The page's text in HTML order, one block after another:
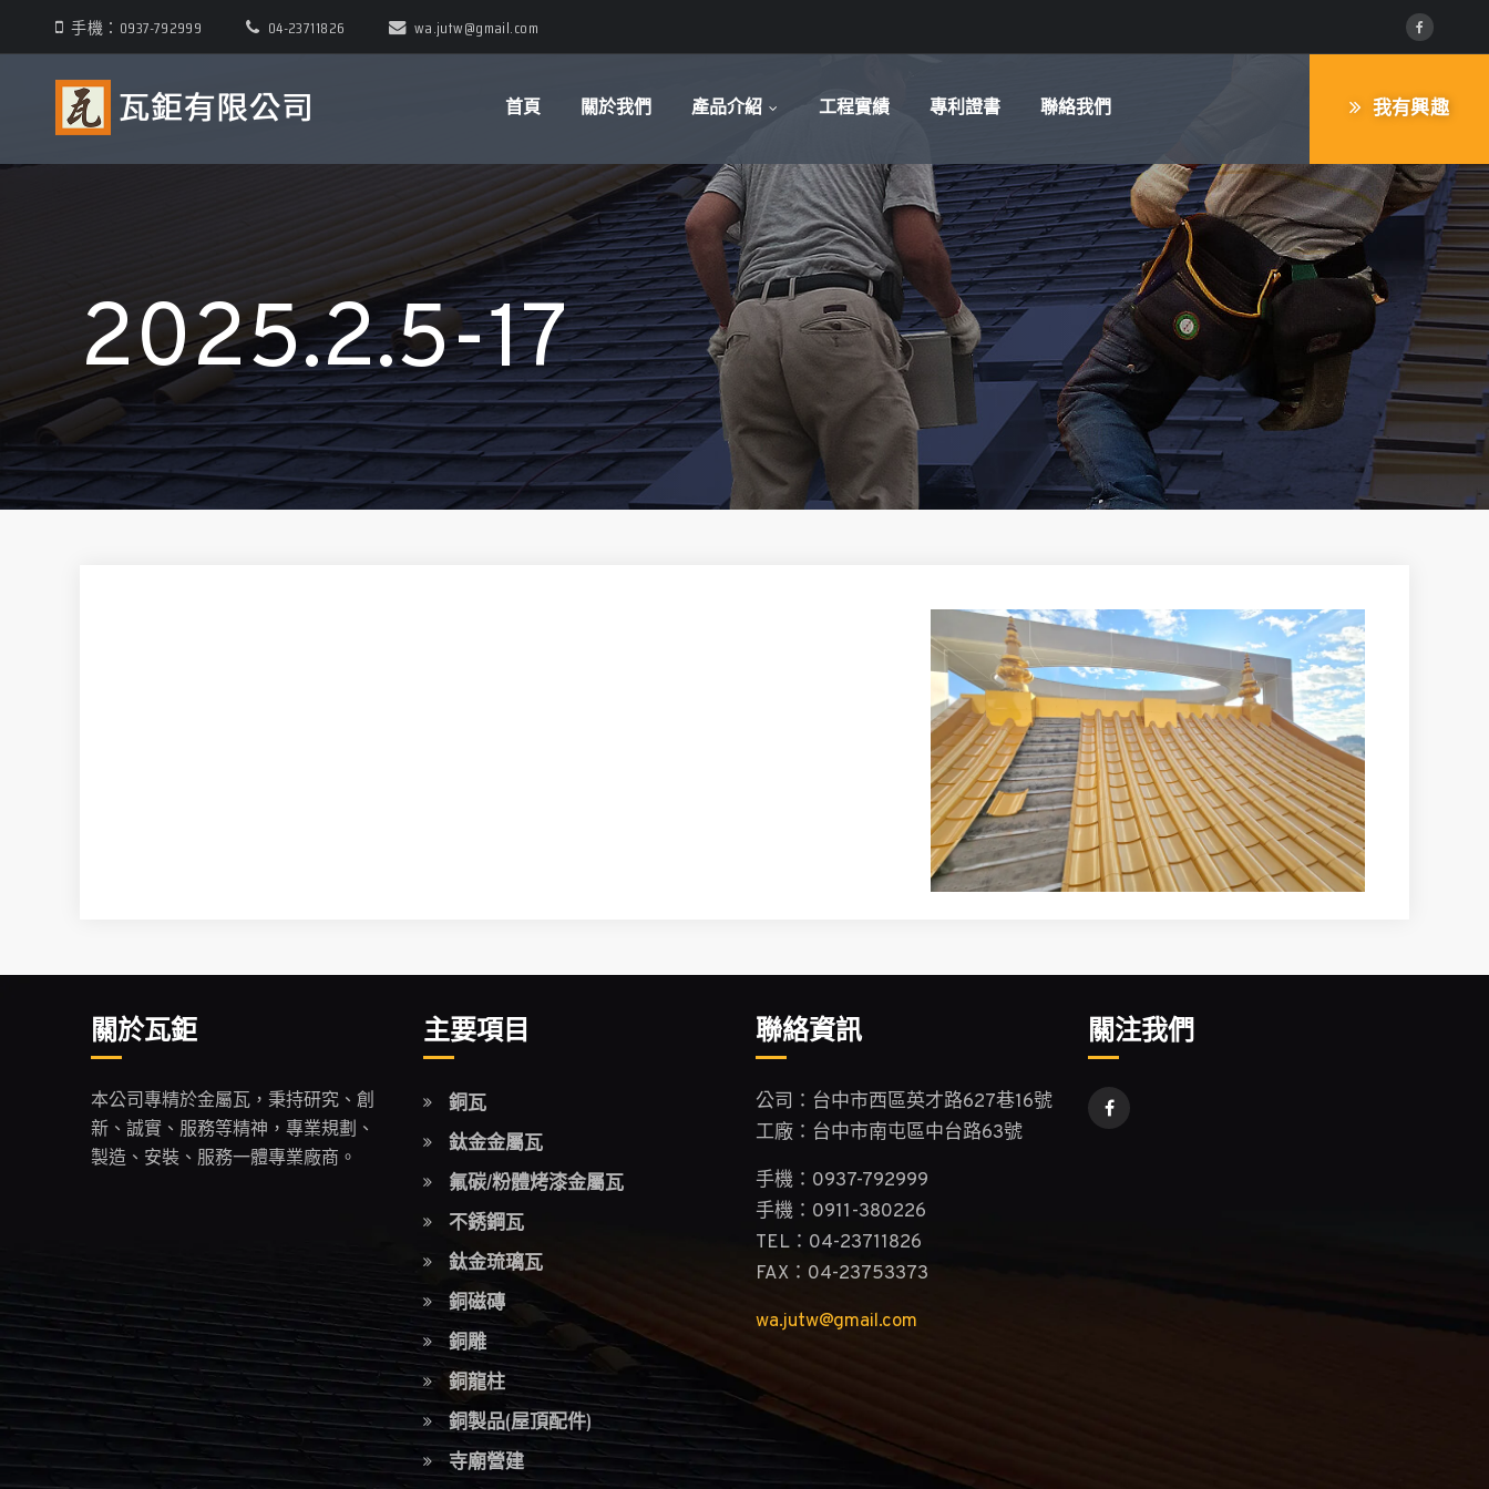
手機：0937-792999 04-23711826 wa.jutw@gmail.com
我有興趣
首頁 關於我們 產品介紹 工程實績 專利證書 聯絡我們
2025.2.5-17
關於瓦鉅
本公司專精於金屬瓦，秉持研究、創
新、誠實、服務等精神，專業規劃、
製造、安裝、服務一體專業廠商。
主要項目
銅瓦
鈦金金屬瓦
氟碳/粉體烤漆金屬瓦
不銹鋼瓦
鈦金琉璃瓦
銅磁磚
銅雕
銅龍柱
銅製品(屋頂配件)
寺廟營建
聯絡資訊
公司：台中市西區英才路627巷16號
工廠：台中市南屯區中台路63號
手機：0937-792999
手機：0911-380226
TEL：04-23711826
FAX：04-23753373
wa.jutw@gmail.com
關注我們